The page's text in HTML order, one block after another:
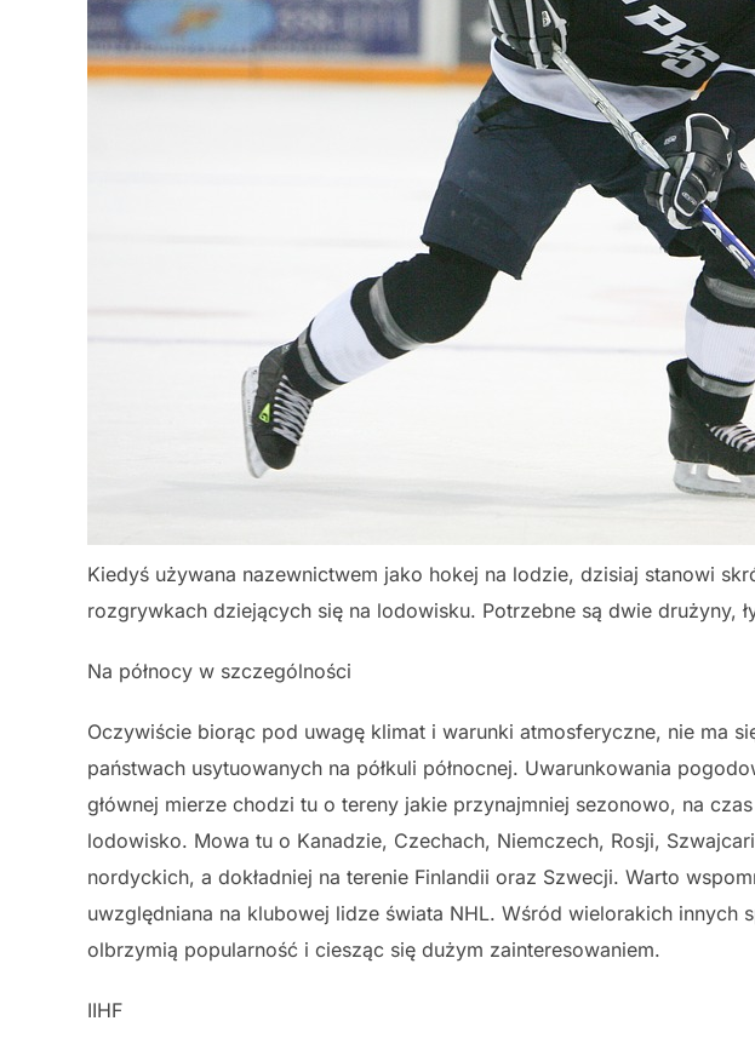
Kiedyś używana nazewnictwem jako hokej na lodzie, dzisiaj stanowi
rozgrywkach dziejących się na lodowisku. Potrzebne są dwie drużyny,
Na północy w szczególności
Oczywiście biorąc pod uwagę klimat i warunki atmosferyczne, nie ma
państwach usytuowanych na półkuli północnej. Uwarunkowania
głównej mierze chodzi tu o tereny jakie przynajmniej sezonowo, na
lodowisko. Mowa tu o Kanadzie, Czechach, Niemczech, Rosji,
nordyckich, a dokładniej na terenie Finlandii oraz Szwecji. Warto
uwzględniana na klubowej lidze świata NHL. Wśród wielorakich
olbrzymią popularność i ciesząc się dużym zainteresowaniem.
IIHF